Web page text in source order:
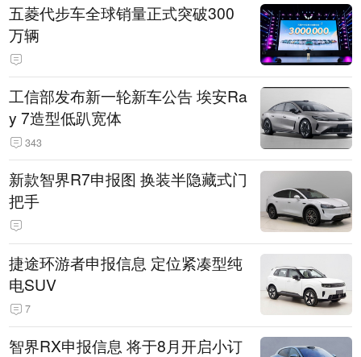
五菱代步车全球销量正式突破300
万辆
工信部发布新一轮新车公告 埃安Ra
y 7造型低趴宽体
343
新款智界R7申报图 换装半隐藏式门
把手
捷途环游者申报信息 定位紧凑型纯
电SUV
7
智界RX申报信息 将于8月开启小订